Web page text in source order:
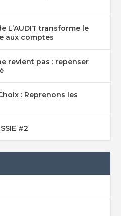
L’AUDIT transforme le
aux comptes
revient pas : repenser
: Reprenons les
#2